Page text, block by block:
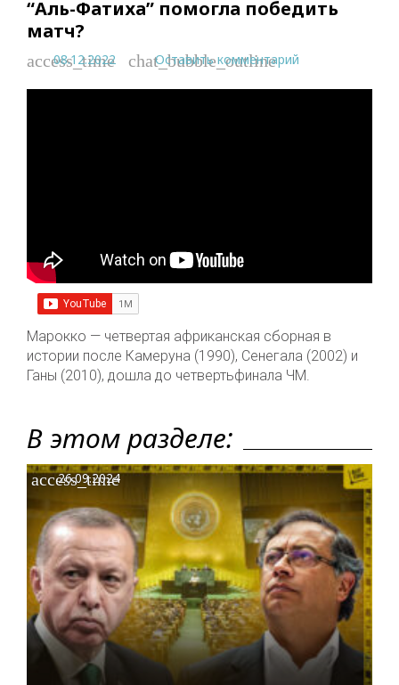
“Аль-Фатиха” помогла победить
матч?
access_time
08.12.2022 chat_bubble_outline
Оставить комментарий
Марокко — четвертая африканская сборная в
истории после Камеруна (1990), Сенегала (2002) и
Ганы (2010), дошла до четвертьфинала ЧМ.
В этом разделе:
access_time
26.09.2024